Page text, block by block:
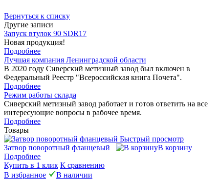
Вернуться к списку
Другие записи
Запуск втулок 90 SDR17
Новая продукция!
Подробнее
Лучшая компания Ленинградской области
В 2020 году Сиверский метизный завод был включен в
Федеральный Реестр "Всероссийская книга Почета".
Подробнее
Режим работы склада
Сиверский метизный завод работает и готов ответить на все
интересующие вопросы в рабочее время.
Подробнее
Товары
Быстрый просмотр
Затвор поворотный фланцевый
В корзину
Подробнее
Купить в 1 клик К сравнению
В избранное
В наличии